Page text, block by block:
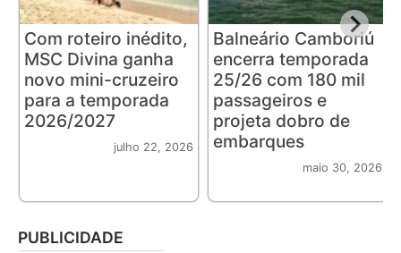
Com roteiro inédito,
MSC Divina ganha
novo mini-cruzeiro
para a temporada
2026/2027
julho 22, 2026
Balneário Camboriú
encerra temporada
25/26 com 180 mil
passageiros e
projeta dobro de
embarques
maio 30, 2026
PUBLICIDADE